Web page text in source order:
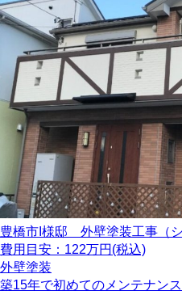
豊橋市I様邸 外壁塗装工事（シ
費用目安：122万円(税込)
外壁塗装
築15年で初めてのメンテナン